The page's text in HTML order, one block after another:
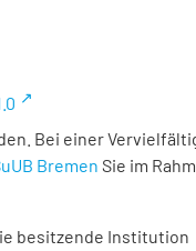
Bei einer
Bremen Sie im
besitzende Institution